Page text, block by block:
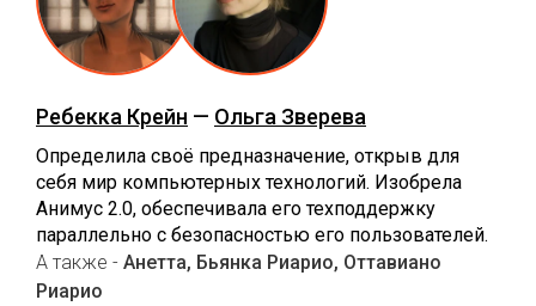
Ребекка Крейн — Ольга Зверева
Определила своё предназначение, открыв для
себя мир компьютерных технологий. Изобрела
Анимус 2.0, обеспечивала его техподдержку
параллельно с безопасностью его пользователей.
А также - Анетта, Бьянка Риарио, Оттавиано
Риарио